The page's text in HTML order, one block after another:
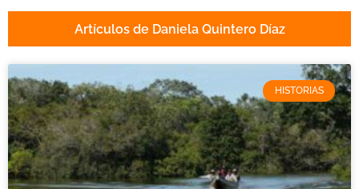
Artículos de Daniela Quintero Díaz
HISTORIAS